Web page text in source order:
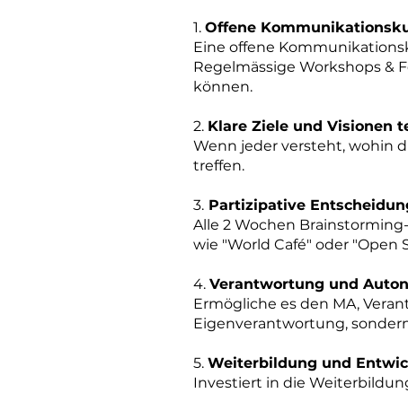
1. Offene
Eine offene
Regelmässige Workshops &
können.
2. Klare Ziele und Visionen
Wenn jeder versteht, wohin
treffen.
3. Partizipative
Alle 2 Wochen
wie "World Café" oder
4. Verantwortung und
Ermögliche es den MA,
Eigenverantwortung,
5. Weiterbildung und
Investiert in die